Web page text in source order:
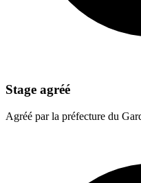
Stage agréé
Agréé par la préfecture du